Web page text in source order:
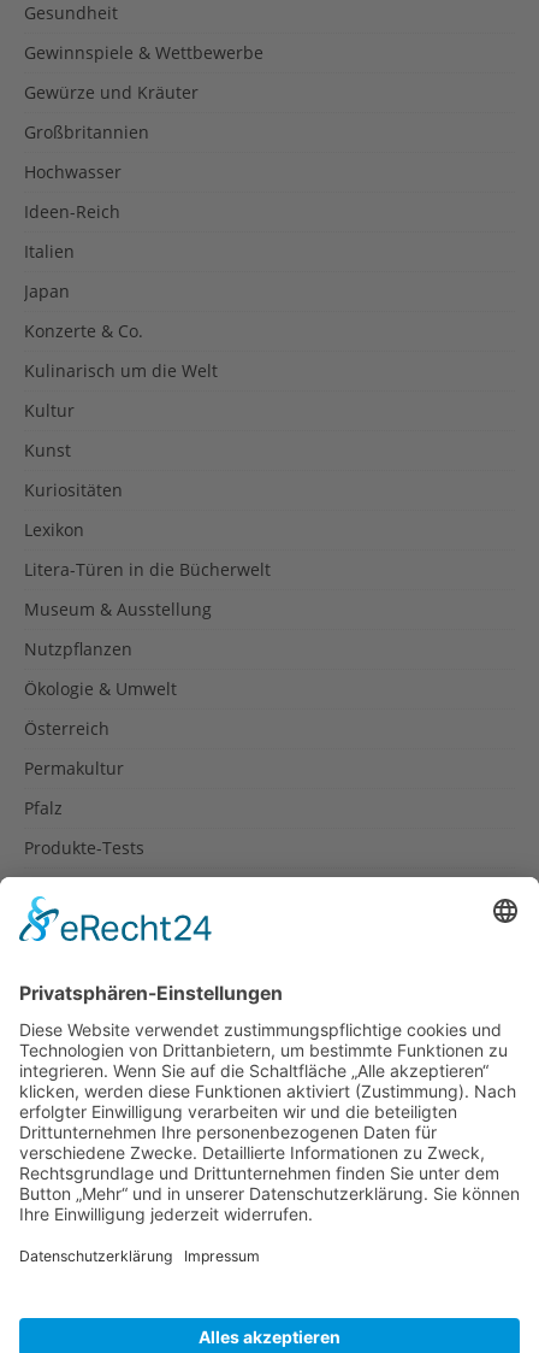
Gesundheit
Gewinnspiele & Wettbewerbe
Gewürze und Kräuter
Großbritannien
Hochwasser
Ideen-Reich
Italien
Japan
Konzerte & Co.
Kulinarisch um die Welt
Kultur
Kunst
Kuriositäten
Lexikon
Litera-Türen in die Bücherwelt
Museum & Ausstellung
Nutzpflanzen
Ökologie & Umwelt
Österreich
Permakultur
Pfalz
Produkte-Tests
Rezepte
Spanien
Südtirol
USA
Weihnachten
Weihnachtstexte
Datenschutzerklärung
Impressum
Cookie-Einstellungen